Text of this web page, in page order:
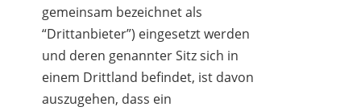
gemeinsam bezeichnet als
“Drittanbieter”) eingesetzt werden
und deren genannter Sitz sich in
einem Drittland befindet, ist davon
auszugehen, dass ein